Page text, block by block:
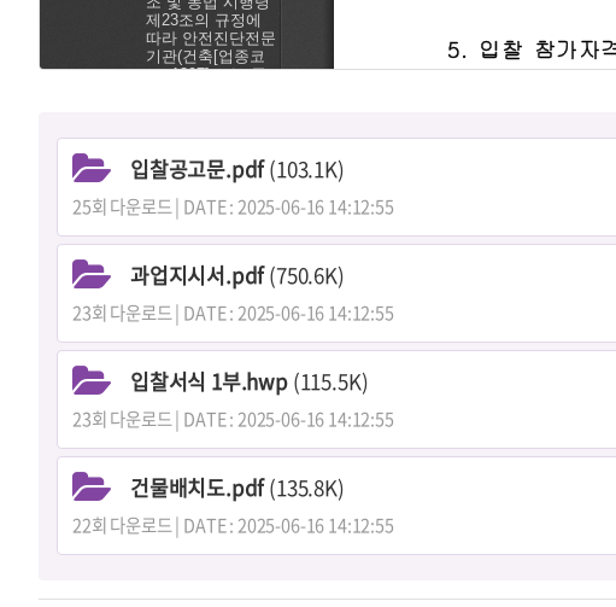
입찰공고문.pdf(103.1K)
25회 다운로드 | DATE : 2025-06-16 14:12:55
과업지시서.pdf(750.6K)
23회 다운로드 | DATE : 2025-06-16 14:12:55
입찰서식 1부.hwp(115.5K)
23회 다운로드 | DATE : 2025-06-16 14:12:55
건물배치도.pdf(135.8K)
22회 다운로드 | DATE : 2025-06-16 14:12:55